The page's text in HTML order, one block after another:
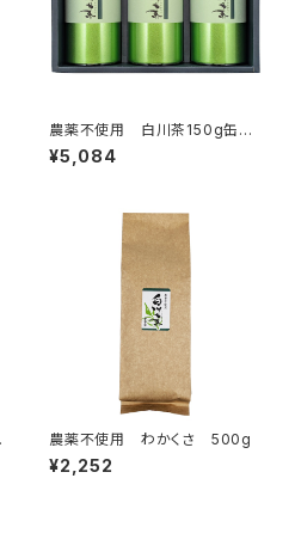
農薬不使用 白川茶150g缶入
り 3本組ギフト NO.8ずいう
ん・みどり×2
¥5,084
農薬不使用 わかくさ 500g
¥2,252